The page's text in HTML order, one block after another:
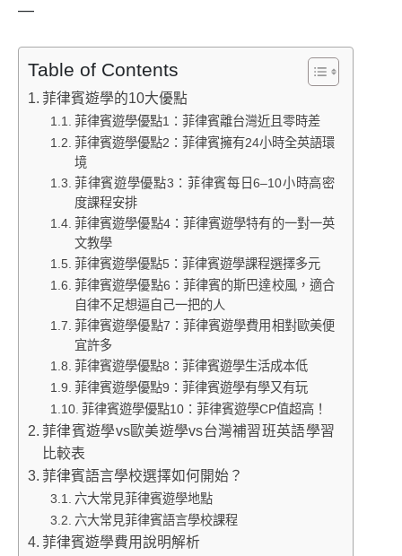
—
Table of Contents
菲律賓遊學的10大優點
菲律賓遊學優點1：菲律賓離台灣近且零時差
菲律賓遊學優點2：菲律賓擁有24小時全英語環
境
菲律賓遊學優點3：菲律賓每日6–10小時高密
度課程安排
菲律賓遊學優點4：菲律賓遊學特有的一對一英
文教學
菲律賓遊學優點5：菲律賓遊學課程選擇多元
菲律賓遊學優點6：菲律賓的斯巴達校風，適合
自律不足想逼自己一把的人
菲律賓遊學優點7：菲律賓遊學費用相對歐美便
宜許多
菲律賓遊學優點8：菲律賓遊學生活成本低
菲律賓遊學優點9：菲律賓遊學有學又有玩
菲律賓遊學優點10：菲律賓遊學CP值超高！
菲律賓遊學vs歐美遊學vs台灣補習班英語學習
比較表
菲律賓語言學校選擇如何開始？
六大常見菲律賓遊學地點
六大常見菲律賓語言學校課程
菲律賓遊學費用說明解析